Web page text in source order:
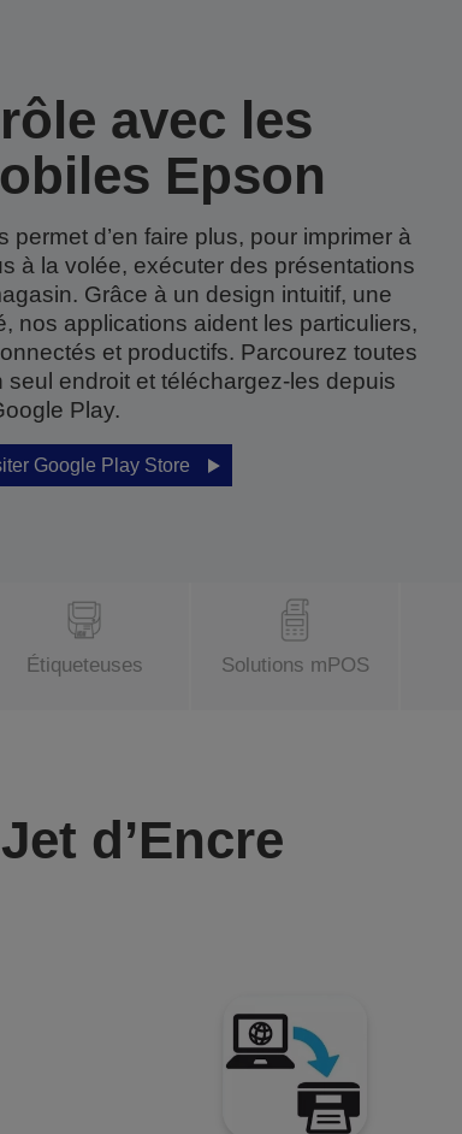
avec les
Epson
permet d’en faire plus, pour imprimer à
à la volée, exécuter des présentations
Grâce à un design intuitif, une
nos applications aident les particuliers,
et productifs. Parcourez toutes
endroit et téléchargez-les depuis
Play.
Google Play Store
Étiqueteuses Solutions mPOS
d’Encre